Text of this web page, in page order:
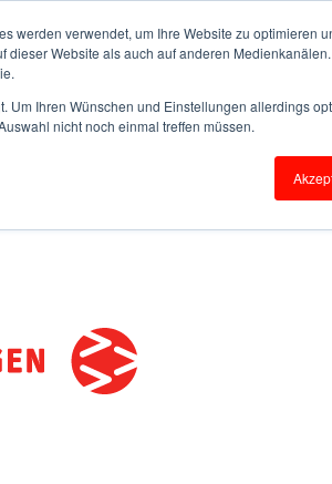
werden verwendet, um Ihre Website zu optimieren
Website als auch auf anderen
Um Ihren Wünschen und Einstellungen allerdings
nicht noch einmal treffen müssen.